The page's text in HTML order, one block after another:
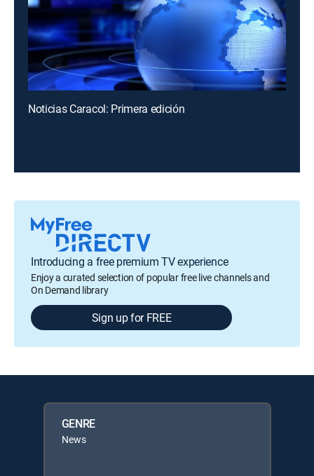
Noticias Caracol: Primera edición
Introducing a free premium TV experience
Enjoy a curated selection of popular free live channels and
On Demand library
Sign up for FREE
GENRE
News